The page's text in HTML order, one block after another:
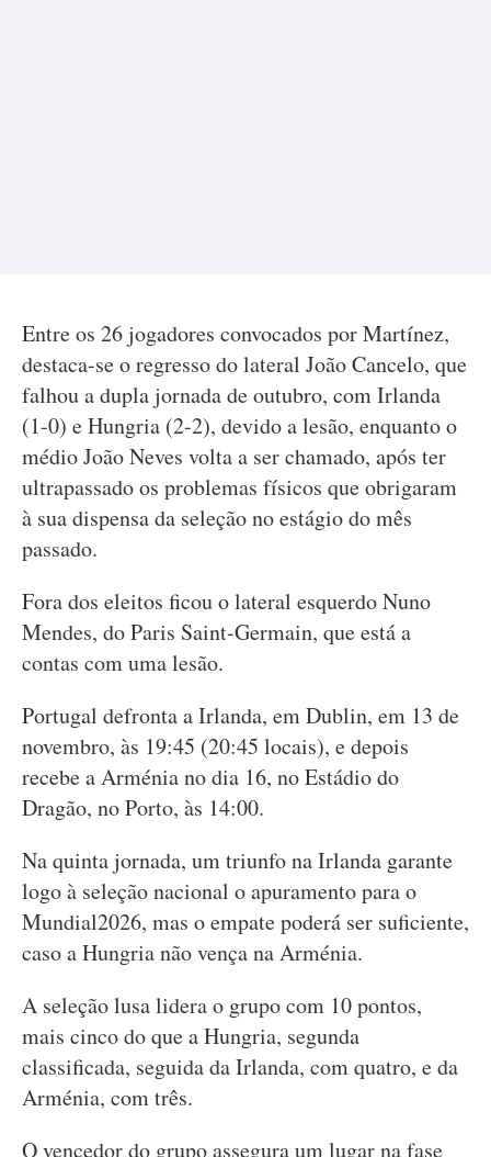
Entre os 26 jogadores convocados por Martínez,
destaca-se o regresso do lateral João Cancelo, que
falhou a dupla jornada de outubro, com Irlanda
(1-0) e Hungria (2-2), devido a lesão, enquanto o
médio João Neves volta a ser chamado, após ter
ultrapassado os problemas físicos que obrigaram
à sua dispensa da seleção no estágio do mês
passado.
Fora dos eleitos ficou o lateral esquerdo Nuno
Mendes, do Paris Saint-Germain, que está a
contas com uma lesão.
Portugal defronta a Irlanda, em Dublin, em 13 de
novembro, às 19:45 (20:45 locais), e depois
recebe a Arménia no dia 16, no Estádio do
Dragão, no Porto, às 14:00.
Na quinta jornada, um triunfo na Irlanda garante
logo à seleção nacional o apuramento para o
Mundial2026, mas o empate poderá ser suficiente,
caso a Hungria não vença na Arménia.
A seleção lusa lidera o grupo com 10 pontos,
mais cinco do que a Hungria, segunda
classificada, seguida da Irlanda, com quatro, e da
Arménia, com três.
O vencedor do grupo assegura um lugar na fase